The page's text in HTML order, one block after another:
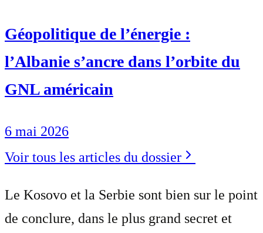
Géopolitique de l’énergie :
l’Albanie s’ancre dans l’orbite du
GNL américain
6 mai 2026
Voir tous les articles du dossier
Le Kosovo et la Serbie sont bien sur le point
de conclure, dans le plus grand secret et